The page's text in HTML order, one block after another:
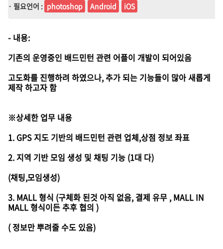
· 필요언어 : photoshop Android iOS
- 내용:
기존의 운영중인 배드민턴 관련 어플이 개발이 되어있음
고도화를 진행하려 하였으나, 추가 되는 기능들이 많아 새롭게
제작 하고자 함
※상세한 업무 내용
1. GPS 지도 기반의 배드민턴 관련 업체,상점 정보 좌표
2. 지역 기반 모임 생성 및 채팅 기능 (1대 다)
(채팅,모임생성)
3. MALL 형식 (구체화 된것 아직 없음, 결제 유무 , MALL IN
MALL 형식이든 추후 협의 )
( 정보만 뿌려줄 수도 있음)